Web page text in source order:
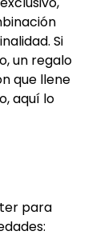
Si
un regalo
que llene
aquí lo
para